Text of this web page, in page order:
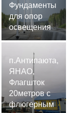
Фундаменты
для опор
освещения
п.Антипаюта,
ЯНАО,
Флагшток
20метров с
флюгерным